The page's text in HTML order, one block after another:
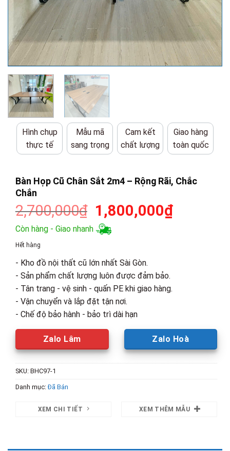
Hình chụp
thực tế
Mẫu mã
sang trọng
Cam kết
chất lượng
Giao hàng
toàn quốc
Bàn Họp Cũ Chân Sắt 2m4 – Rộng Rãi, Chắc
Chắn
2,700,000₫ Giá
gốc
là:
1,800,000₫Giá
Còn hàng - Giao nhanh
Hết hàng
- Kho đồ nội thất cũ lớn nhất Sài Gòn.
- Sản phẩm chất lượng luôn được đảm bảo.
- Tân trang - vệ sinh - quấn PE khi giao hàng.
- Vận chuyển và lắp đặt tận nơi.
- Chế độ bảo hành - bảo trì dài hạn
Zalo Lâm Zalo Hoà
SKU: BHC97-1
Danh mục:Đã Bán
XEM CHI TIẾT XEM THÊM MẪU